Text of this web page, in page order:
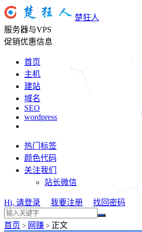
楚狂人
服务器与VPS
促销优惠信息
首页
主机
建站
域名
SEO
wordpress
热门标签
颜色代码
关注我们
站长微信
Hi, 请登录 我要注册 找回密码
首页 > 网赚 > 正文